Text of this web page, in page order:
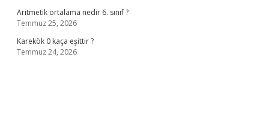
Aritmetik ortalama nedir 6. sınıf ?
Temmuz 25, 2026
Karekök 0 kaça eşittir ?
Temmuz 24, 2026